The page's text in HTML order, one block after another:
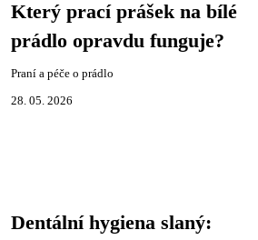
Který prací prášek na bílé
prádlo opravdu funguje?
Praní a péče o prádlo
28. 05. 2026
Dentální hygiena slaný: